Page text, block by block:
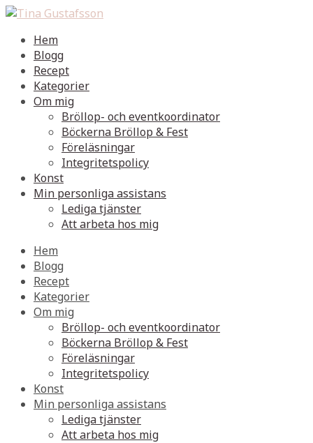
Hem
Blogg
Recept
Kategorier
Om mig
Bröllop- och eventkoordinator
Böckerna Bröllop & Fest
Föreläsningar
Integritetspolicy
Konst
Min personliga assistans
Lediga tjänster
Att arbeta hos mig
Hem
Blogg
Recept
Kategorier
Om mig
Bröllop- och eventkoordinator
Böckerna Bröllop & Fest
Föreläsningar
Integritetspolicy
Konst
Min personliga assistans
Lediga tjänster
Att arbeta hos mig